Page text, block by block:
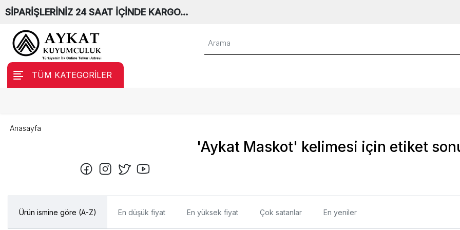
SİPARİŞLERİNİZ 24 SAAT İÇİNDE KARGO…
TÜM KATEGORİLER
'Aykat Maskot' kelimesi için etiket
Anasayfa
Ürün ismine göre (A-Z) En düşük fiyat En yüksek fiyat Çok satanlar En yeniler